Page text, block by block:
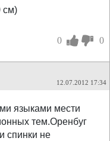
см)
0 0
12.07.2012 17:34
языками мести
тем.Оренбуг
спинки не